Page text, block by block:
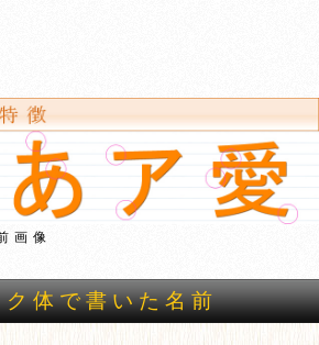
画像
ク体で書いた名前